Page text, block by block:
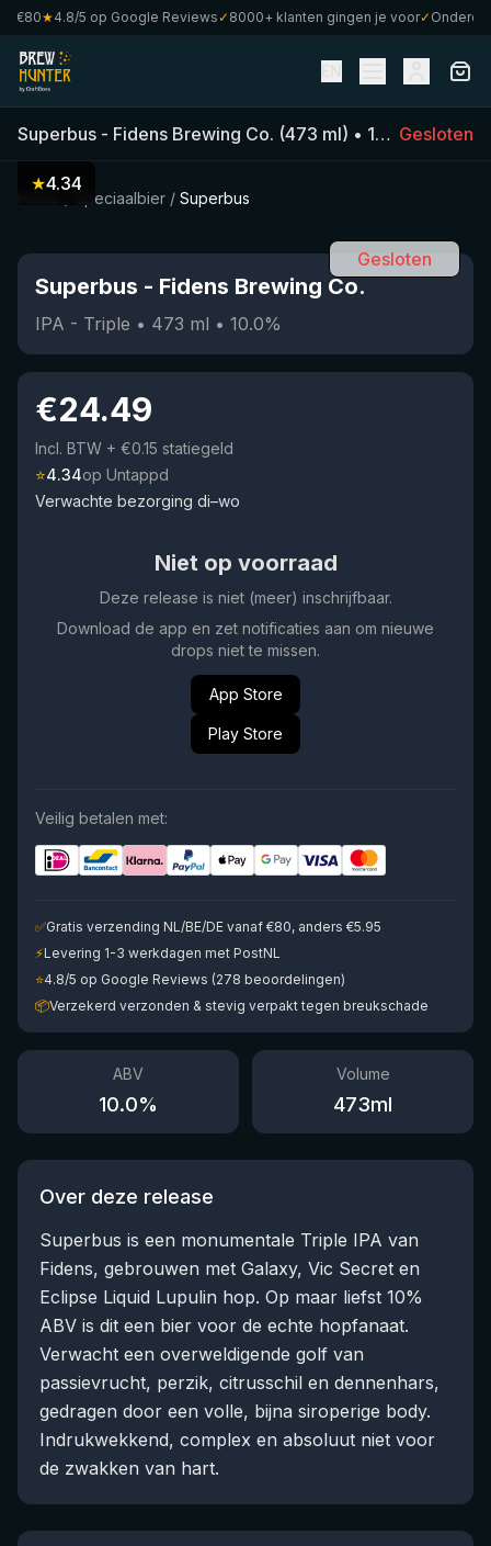
€80★4.8/5 op Google Reviews✓8000+ klanten gingen je voor✓Onderdeel
Superbus - Fidens Brewing Co. (473 ml) • 10.0 %•IPA -
Gesloten
Speciaalbier / Superbus
★4.34
Gesloten
Superbus - Fidens Brewing Co.
IPA - Triple • 473 ml • 10.0%
€24.49
Incl. BTW + €0.15 statiegeld
⭐4.34op Untappd
Verwachte bezorging di–wo
Niet op voorraad
Deze release is niet (meer) inschrijfbaar.
Download de app en zet notificaties aan om nieuwe
drops niet te missen.
App Store
Play Store
Veilig betalen met:
✅Gratis verzending NL/BE/DE vanaf €80, anders €5.95
⚡Levering 1-3 werkdagen met PostNL
⭐4.8/5 op Google Reviews (278 beoordelingen)
📦Verzekerd verzonden & stevig verpakt tegen breukschade
ABV
10.0%
Volume
473ml
Over deze release
Superbus is een monumentale Triple IPA van
Fidens, gebrouwen met Galaxy, Vic Secret en
Eclipse Liquid Lupulin hop. Op maar liefst 10%
ABV is dit een bier voor de echte hopfanaat.
Verwacht een overweldigende golf van
passievrucht, perzik, citrusschil en dennenhars,
gedragen door een volle, bijna siroperige body.
Indrukwekkend, complex en absoluut niet voor
de zwakken van hart.